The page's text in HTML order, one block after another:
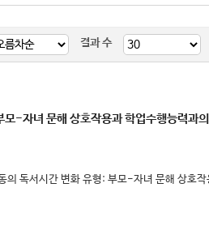
결과 수
-자녀 문해 상호작용과 학업수행능력과
독서시간 변화 유형: 부모-자녀 문해 상호